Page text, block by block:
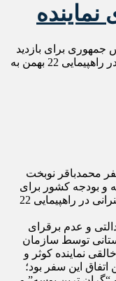
برای بازدید
از برخی پروژه‌های عمرانی و نیز سخنرانی در راهپیمایی 22 بهمن به
محمدباقر نوبخت
و بودجه کشور برای
بازدید از برخی پروژه‌های عمرانی و نیز سخنرانی در راهپیمایی 22
و عدم برقرای
توسط سازمان
نماینده کوثر و
این سفر بود؛